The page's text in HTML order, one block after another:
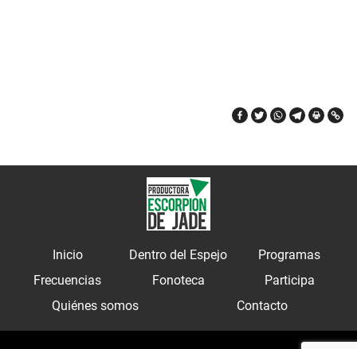
Inicio Dentro del Espejo
Programas
Frecuencias
Fonoteca
Participa
Quiénes somos
Contacto